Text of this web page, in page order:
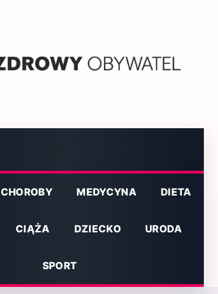
CHOROBY MEDYCYNA DIETA
CIĄŻA DZIECKO URODA
SPORT